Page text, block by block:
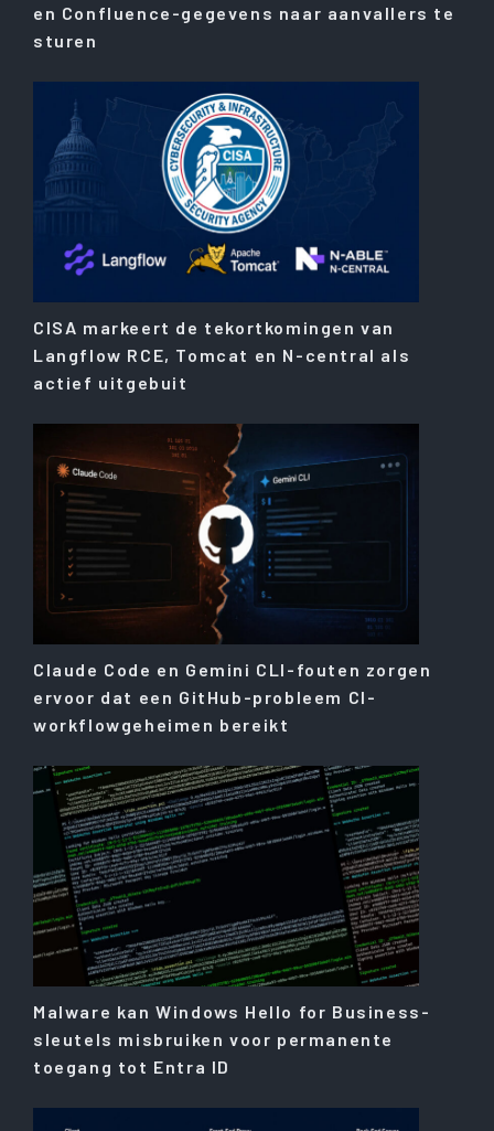
en Confluence-gegevens naar aanvallers te
sturen
CISA markeert de tekortkomingen van
Langflow RCE, Tomcat en N-central als
actief uitgebuit
Claude Code en Gemini CLI-fouten zorgen
ervoor dat een GitHub-probleem CI-
workflowgeheimen bereikt
Malware kan Windows Hello for Business-
sleutels misbruiken voor permanente
toegang tot Entra ID